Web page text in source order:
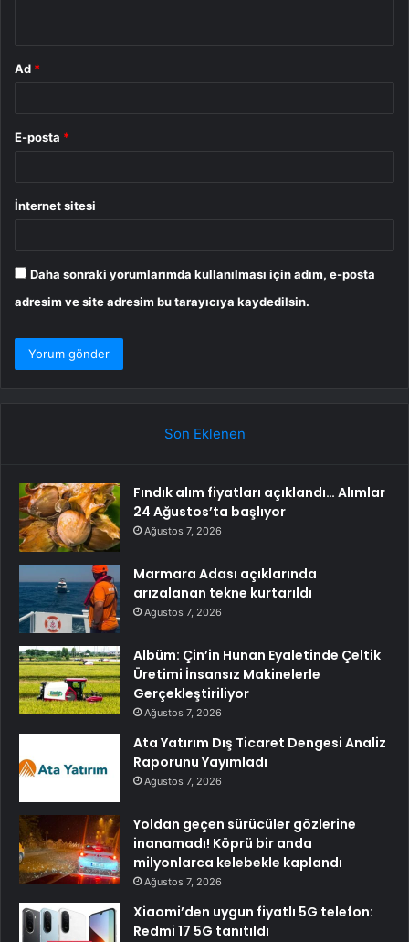
Ad *
E-posta *
İnternet sitesi
Daha sonraki yorumlarımda kullanılması için adım, e-posta
adresim ve site adresim bu tarayıcıya kaydedilsin.
Son Eklenen
Fındık alım fiyatları açıklandı… Alımlar
24 Ağustos’ta başlıyor
Ağustos 7, 2026
Marmara Adası açıklarında
arızalanan tekne kurtarıldı
Ağustos 7, 2026
Albüm: Çin’in Hunan Eyaletinde Çeltik
Üretimi İnsansız Makinelerle
Gerçekleştiriliyor
Ağustos 7, 2026
Ata Yatırım Dış Ticaret Dengesi Analiz
Raporunu Yayımladı
Ağustos 7, 2026
Yoldan geçen sürücüler gözlerine
inanamadı! Köprü bir anda
milyonlarca kelebekle kaplandı
Ağustos 7, 2026
Xiaomi’den uygun fiyatlı 5G telefon:
Redmi 17 5G tanıtıldı